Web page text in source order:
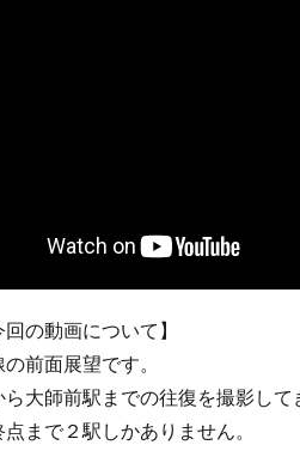
回の動画について】
前面展望です。
大師前駅までの往復を撮影して
まで２駅しかありません。